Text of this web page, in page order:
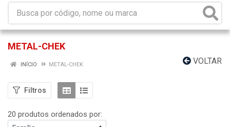
METAL-CHEK
VOLTAR
INÍCIO METAL-CHEK
Filtros
20 produtos ordenados por: